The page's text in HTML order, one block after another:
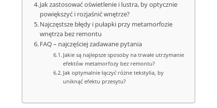
Jak zastosować oświetlenie i lustra, by optycznie
powiększyć i rozjaśnić wnętrze?
Najczęstsze błędy i pułapki przy metamorfozie
wnętrza bez remontu
FAQ – najczęściej zadawane pytania
Jakie są najlepsze sposoby na trwałe utrzymanie
efektów metamorfozy bez remontu?
Jak optymalnie łączyć różne tekstylia, by
uniknąć efektu przesytu?